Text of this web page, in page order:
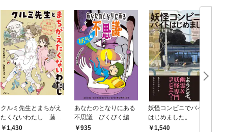
クルミ先生とまちがえ
たくないわたし 藤島
クリニック再生計画
1,430
あなたのとなりにある
不思議 びくびく編
935
妖怪コンビニでバイト
はじめました。
1,540